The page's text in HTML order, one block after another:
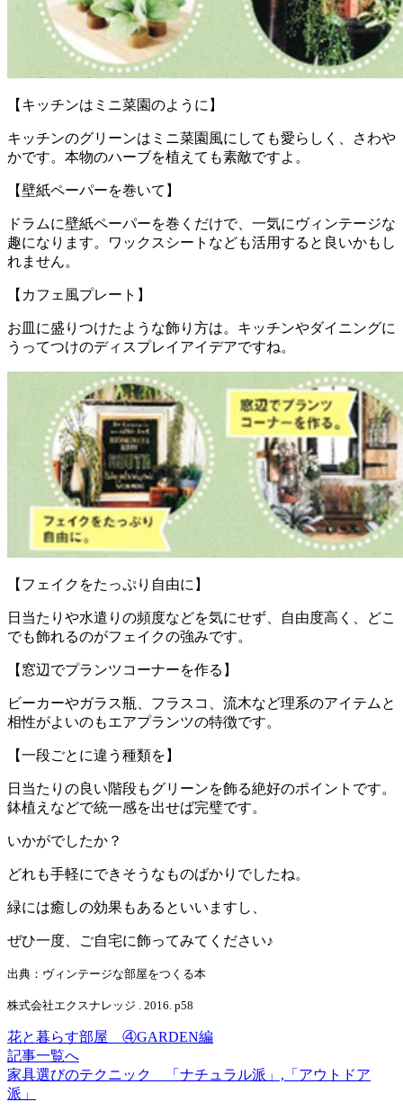
【キッチンはミニ菜園のように】
キッチンのグリーンはミニ菜園風にしても愛らしく、さわや
かです。本物のハーブを植えても素敵ですよ。
【壁紙ペーパーを巻いて】
ドラムに壁紙ペーパーを巻くだけで、一気にヴィンテージな
趣になります。ワックスシートなども活用すると良いかもし
れません。
【カフェ風プレート】
お皿に盛りつけたような飾り方は。キッチンやダイニングに
うってつけのディスプレイアイデアですね。
【フェイクをたっぷり自由に】
日当たりや水遣りの頻度などを気にせず、自由度高く、どこ
でも飾れるのがフェイクの強みです。
【窓辺でプランツコーナーを作る】
ビーカーやガラス瓶、フラスコ、流木など理系のアイテムと
相性がよいのもエアプランツの特徴です。
【一段ごとに違う種類を】
日当たりの良い階段もグリーンを飾る絶好のポイントです。
鉢植えなどで統一感を出せば完璧です。
いかがでしたか？
どれも手軽にできそうなものばかりでしたね。
緑には癒しの効果もあるといいますし、
ぜひ一度、ご自宅に飾ってみてください♪
出典：ヴィンテージな部屋をつくる本
株式会社エクスナレッジ . 2016. p58
花と暮らす部屋 ④GARDEN編
記事一覧へ
家具選びのテクニック 「ナチュラル派」,「アウトドア
派」